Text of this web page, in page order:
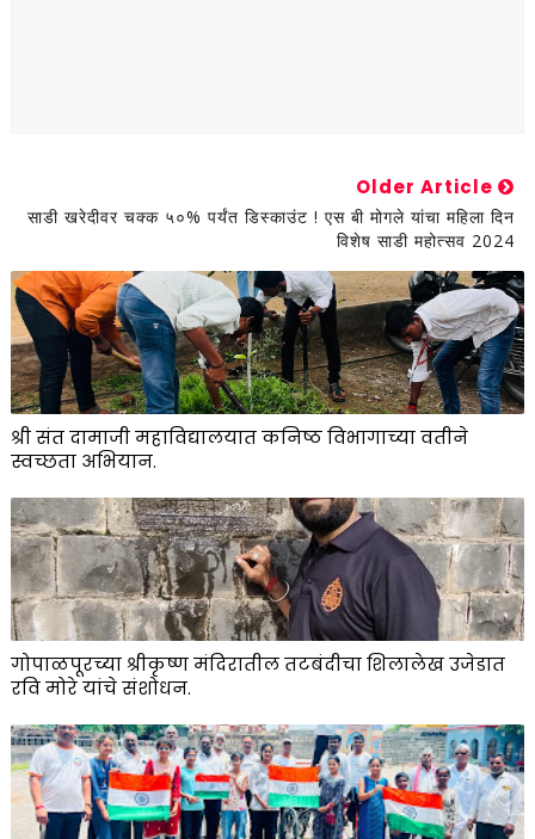
Older Article
साडी खरेदीवर चक्क ५०% पर्यंत डिस्काउंट ! एस बी मोगले यांचा महिला दिन
विशेष साडी महोत्सव 2024
श्री संत दामाजी महाविद्यालयात कनिष्ठ विभागाच्या वतीने
स्वच्छता अभियान.
गोपाळपूरच्या श्रीकृष्ण मंदिरातील तटबंदीचा शिलालेख उजेडात
रवि मोरे यांचे संशोधन.